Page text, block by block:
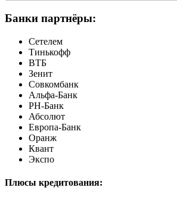
Банки партнёры:
Сетелем
Тинькофф
ВТБ
Зенит
Совкомбанк
Альфа-Банк
РН-Банк
Абсолют
Европа-Банк
Оранж
Квант
Экспо
Плюсы кредитования: